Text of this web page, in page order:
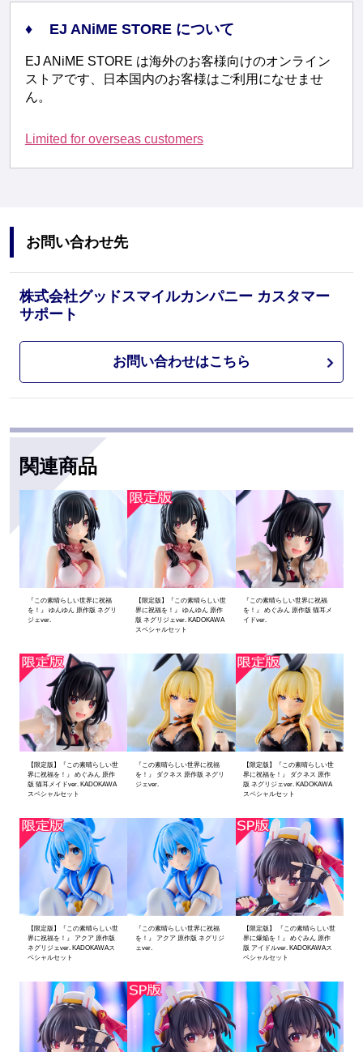
EJ ANiME STORE について
EJ ANiME STORE は海外のお客様向けのオンライン
ストアです、日本国内のお客様はご利用になせませ
ん。
Limited for overseas customers
お問い合わせ先
株式会社グッドスマイルカンパニー カスタマー
サポート
お問い合わせはこちら
関連商品
『この素晴らしい世界に祝福
を！』 ゆんゆん 原作版 ネグリ
ジェver.
【限定版】『この素晴らしい世
界に祝福を！』 ゆんゆん 原作
版 ネグリジェver. KADOKAWA
スペシャルセット
『この素晴らしい世界に祝福
を！』 めぐみん 原作版 猫耳メ
イドver.
【限定版】『この素晴らしい世
界に祝福を！』 めぐみん 原作
版 猫耳メイドver. KADOKAWA
スペシャルセット
『この素晴らしい世界に祝福
を！』 ダクネス 原作版 ネグリ
ジェver.
【限定版】『この素晴らしい世
界に祝福を！』 ダクネス 原作
版 ネグリジェver. KADOKAWA
スペシャルセット
【限定版】『この素晴らしい世
界に祝福を！』 アクア 原作版
ネグリジェver. KADOKAWAス
ペシャルセット
『この素晴らしい世界に祝福
を！』 アクア 原作版 ネグリジ
ェver.
【限定版】 『この素晴らしい世
界に爆焔を！』 めぐみん 原作
版 アイドルver. KADOKAWAス
ペシャルセット